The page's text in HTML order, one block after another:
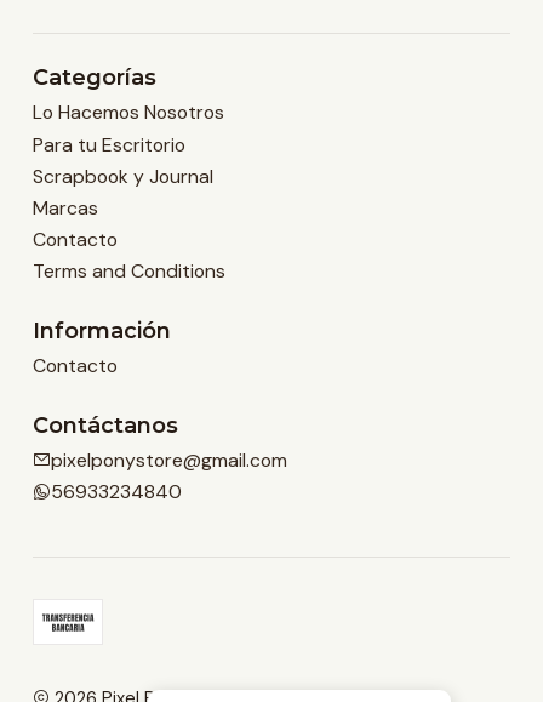
Categorías
Lo Hacemos Nosotros
Para tu Escritorio
Scrapbook y Journal
Marcas
Contacto
Terms and Conditions
Información
Contacto
Contáctanos
pixelponystore@gmail.com
56933234840